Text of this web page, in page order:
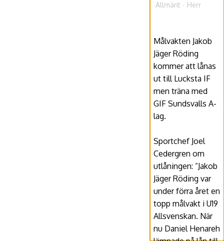
Allmänt
Herr
Målvakten Jakob
Jäger Röding
kommer att lånas
ut till Lucksta IF
men träna med
GIF Sundsvalls A-
lag.
Sportchef Joel
Cedergren om
utlåningen: ”Jakob
Jäger Röding var
under förra året en
topp målvakt i U19
Allsvenskan. När
nu Daniel Henareh